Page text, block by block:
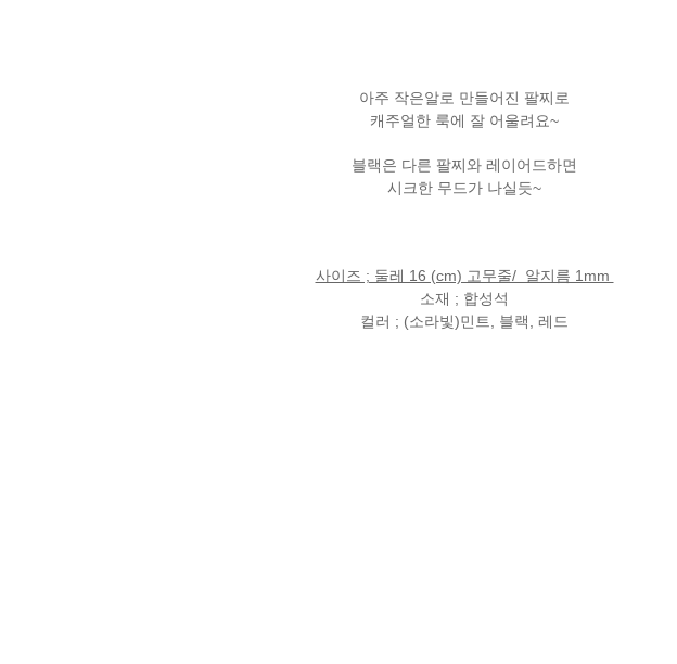
아주 작은알로 만들어진 팔찌로
캐주얼한 룩에 잘 어울려요~
블랙은 다른 팔찌와 레이어드하면
시크한 무드가 나실듯~
사이즈 ; 둘레 16 (cm) 고무줄/ 알지름 1mm
소재 ; 합성석
컬러 ; (소라빛)민트, 블랙, 레드